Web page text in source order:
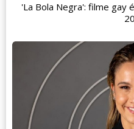
'La Bola Negra': filme gay